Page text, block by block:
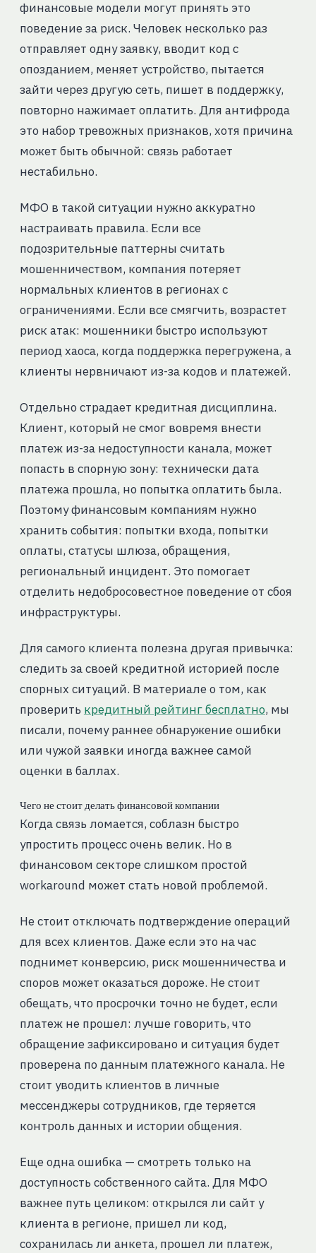
финансовые модели могут принять это
поведение за риск. Человек несколько раз
отправляет одну заявку, вводит код с
опозданием, меняет устройство, пытается
зайти через другую сеть, пишет в поддержку,
повторно нажимает оплатить. Для антифрода
это набор тревожных признаков, хотя причина
может быть обычной: связь работает
нестабильно.
МФО в такой ситуации нужно аккуратно
настраивать правила. Если все
подозрительные паттерны считать
мошенничеством, компания потеряет
нормальных клиентов в регионах с
ограничениями. Если все смягчить, возрастет
риск атак: мошенники быстро используют
период хаоса, когда поддержка перегружена, а
клиенты нервничают из-за кодов и платежей.
Отдельно страдает кредитная дисциплина.
Клиент, который не смог вовремя внести
платеж из-за недоступности канала, может
попасть в спорную зону: технически дата
платежа прошла, но попытка оплатить была.
Поэтому финансовым компаниям нужно
хранить события: попытки входа, попытки
оплаты, статусы шлюза, обращения,
региональный инцидент. Это помогает
отделить недобросовестное поведение от сбоя
инфраструктуры.
Для самого клиента полезна другая привычка:
следить за своей кредитной историей после
спорных ситуаций. В материале о том, как
проверить кредитный рейтинг бесплатно, мы
писали, почему раннее обнаружение ошибки
или чужой заявки иногда важнее самой
оценки в баллах.
Чего не стоит делать финансовой компании
Когда связь ломается, соблазн быстро
упростить процесс очень велик. Но в
финансовом секторе слишком простой
workaround может стать новой проблемой.
Не стоит отключать подтверждение операций
для всех клиентов. Даже если это на час
поднимет конверсию, риск мошенничества и
споров может оказаться дороже. Не стоит
обещать, что просрочки точно не будет, если
платеж не прошел: лучше говорить, что
обращение зафиксировано и ситуация будет
проверена по данным платежного канала. Не
стоит уводить клиентов в личные
мессенджеры сотрудников, где теряется
контроль данных и истории общения.
Еще одна ошибка — смотреть только на
доступность собственного сайта. Для МФО
важнее путь целиком: открылся ли сайт у
клиента в регионе, пришел ли код,
сохранилась ли анкета, прошел ли платеж,